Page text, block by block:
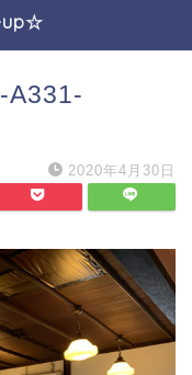
up☆
A331-
2020年4月30日